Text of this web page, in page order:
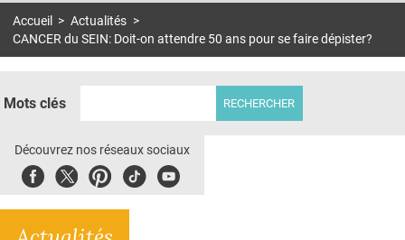
S'ABONNER À LA REVUE SOIN À DOMICILE
DOSSIERS
E-REVUE SAD
Accueil > Actualités >
CANCER du SEIN: Doit-on attendre 50 ans pour se faire dépister?
Mots clés
Découvrez nos réseaux sociaux
FacebookTwitterPinterest
TiktokYoubute